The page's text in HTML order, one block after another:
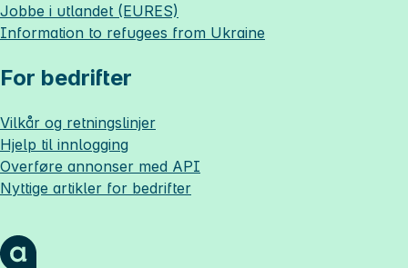
Jobbe i utlandet (EURES)
Information to refugees from Ukraine
For bedrifter
Vilkår og retningslinjer
Hjelp til innlogging
Overføre annonser med API
Nyttige artikler for bedrifter